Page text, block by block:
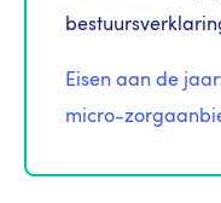
Eisen aan de
micro-